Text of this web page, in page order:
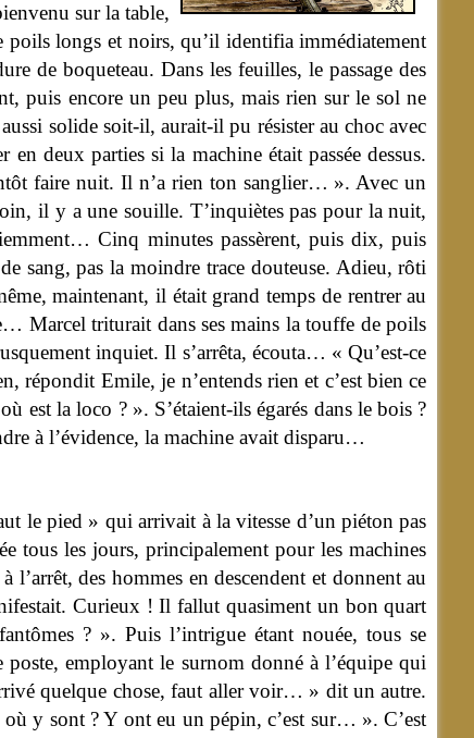
sur la table,
poils longs et noirs, qu’il identifia immédiatement
de boqueteau. Dans les feuilles, le passage des
puis encore un peu plus, mais rien sur le sol ne
solide soit-il, aurait-il pu résister au choc avec
deux parties si la machine était passée dessus.
faire nuit. Il n’a rien ton sanglier… ». Avec un
il y a une souille. T’inquiètes pas pour la nuit,
Cinq minutes passèrent, puis dix, puis
sang, pas la moindre trace douteuse. Adieu, rôti
maintenant, il était grand temps de rentrer au
Marcel triturait dans ses mains la touffe de poils
inquiet. Il s’arrêta, écouta… « Qu’est-ce
répondit Emile, je n’entends rien et c’est bien ce
la loco ? ». S’étaient-ils égarés dans le bois ?
à l’évidence, la machine avait disparu…
le pied » qui arrivait à la vitesse d’un piéton pas
tous les jours, principalement pour les machines
des hommes en descendent et donnent au
Curieux ! Il fallut quasiment un bon quart
? ». Puis l’intrigue étant nouée, tous se
poste, employant le surnom donné à l’équipe qui
quelque chose, faut aller voir… » dit un autre.
y sont ? Y ont eu un pépin, c’est sur… ». C’est